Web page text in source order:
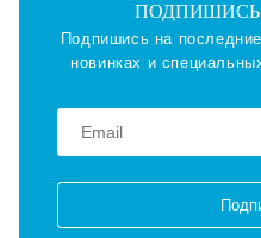
ПОДПИШИСЬ
Подпишись на
новинках и